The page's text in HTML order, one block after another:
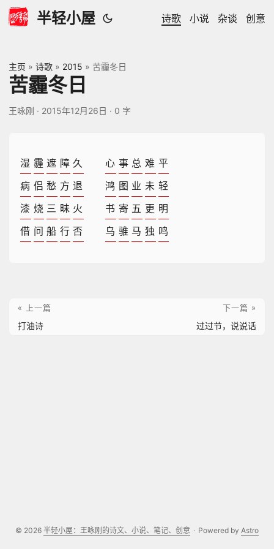
半轻小屋 诗歌 小说 杂谈 创意
主页 » 诗歌 » 2015 » 苦霾冬日
苦霾冬日
王咏刚 · 2015年12月26日 · 0 字
湿 霾 遮 障 久 心 事 总 难 平
病 侣 愁 方 退 鸿 图 业 未 轻
漆 烧 三 昧 火 书 寄 五 更 明
借 问 船 行 否 乌 骓 马 独 鸣
« 上一篇
打油诗
下一篇 »
过过节，说说话
© 2026 半轻小屋：王咏刚的诗文、小说、笔记、创意 · Powered by Astro